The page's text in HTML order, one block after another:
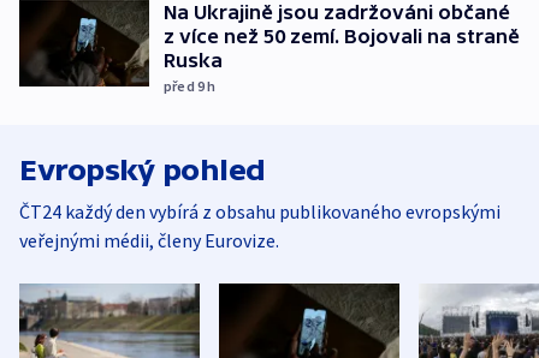
Na Ukrajině jsou zadržováni občané
z více než 50 zemí. Bojovali na straně
Ruska
před 9h
Evropský pohled
ČT24 každý den vybírá z obsahu publikovaného evropskými
veřejnými médii, členy Eurovize.